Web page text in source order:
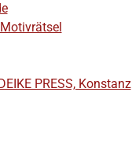
Motivrätsel
PRESS, Konstanz